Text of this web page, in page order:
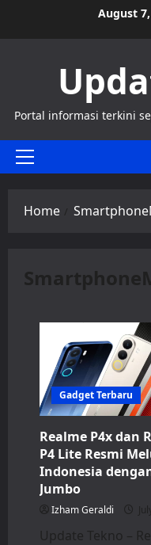
August
Portal informasi terkini
Primary
Home
Gadget Terbaru
Realme P4x dan
P4 Lite Resmi
Indonesia
Jumbo
Izham Geraldi
Update Tekno –